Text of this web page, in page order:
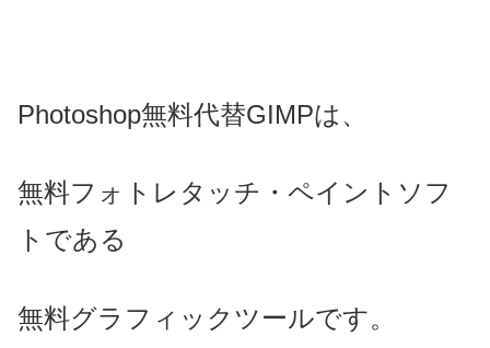
Photoshop無料代替GIMPは、
無料フォトレタッチ・ペイントソフ
トである
無料グラフィックツールです。